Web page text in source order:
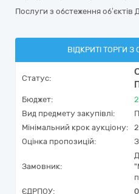
Послуги з обстеження
ВІДКРИТІ ТОРГИ
Статус:
Бюджет:
Вид предмету закупівлі:
Мінімальний крок аукціону:
Оцінка пропозицій:
Замовник:
ЄДРПОУ: